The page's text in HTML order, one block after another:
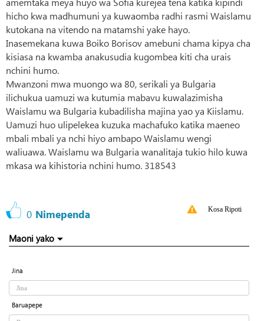
hicho kwa madhumuni ya kuwaomba radhi rasmi Waislamu
kutokana na vitendo na matamshi yake hayo.
Inasemekana kuwa Boiko Borisov amebuni chama kipya cha
kisiasa na kwamba anakusudia kugombea kiti cha urais
nchini humo.
Mwanzoni mwa muongo wa 80, serikali ya Bulgaria
ilichukua uamuzi wa kutumia mabavu kuwalazimisha
Waislamu wa Bulgaria kubadilisha majina yao ya Kiislamu.
Uamuzi huo ulipelekea kuzuka machafuko katika maeneo
mbali mbali ya nchi hiyo ambapo Waislamu wengi
waliuawa. Waislamu wa Bulgaria wanalitaja tukio hilo kuwa
mkasa wa kihistoria nchini humo. 318543
0 Nimependa Kosa Ripoti
Maoni yako
Jina
Baruapepe